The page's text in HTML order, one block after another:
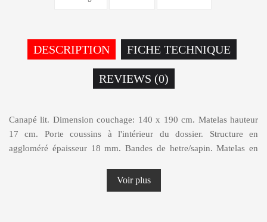
DESCRIPTION FICHE TECHNIQUE
REVIEWS (0)
Canapé lit. Dimension couchage: 140 x 190 cm. Matelas hauteur
17 cm. Porte coussins à l'intérieur du dossier. Structure en
aggloméré épaisseur 18 mm. Bandes de hetre/sapin. Matelas en
indéformable.Tissu jacquard avec traitement anti bactérien.
Convient pour un couchage occasionnel ou régulier. Suspension
Voir plus